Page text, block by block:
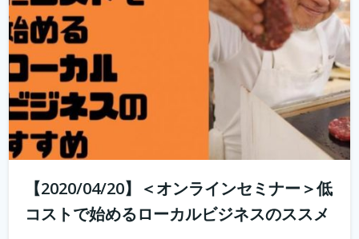
【2020/04/20】＜オンラインセミナー＞低
コストで始めるローカルビジネスのススメ